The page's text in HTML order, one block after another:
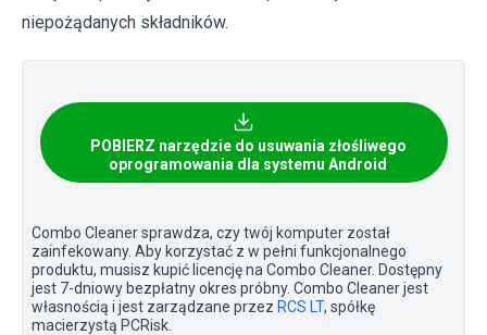
niepożądanych składników.
POBIERZ narzędzie do usuwania złośliwego
oprogramowania dla systemu Android
Combo Cleaner sprawdza, czy twój komputer został
zainfekowany. Aby korzystać z w pełni funkcjonalnego
produktu, musisz kupić licencję na Combo Cleaner. Dostępny
jest 7-dniowy bezpłatny okres próbny. Combo Cleaner jest
własnością i jest zarządzane przez RCS LT, spółkę
macierzystą PCRisk.